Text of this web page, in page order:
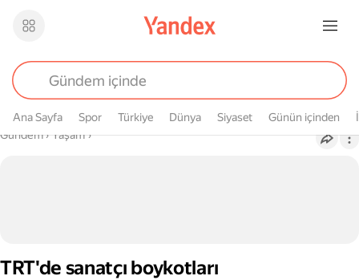
Ana Sayfa Spor Türkiye Dünya Siyaset Günün içinden
Buradasın
Gündem› Yaşam›
TRT'de sanatçı boykotları